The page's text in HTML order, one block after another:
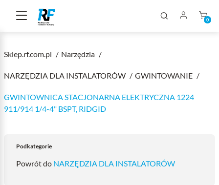
0
Sklep.rf.com.pl Narzędzia
NARZĘDZIA DLA INSTALATORÓW GWINTOWANIE
GWINTOWNICA STACJONARNA ELEKTRYCZNA 1224
911/914 1/4-4" BSPT, RIDGID
Podkategorie
Powrót do NARZĘDZIA DLA INSTALATORÓW